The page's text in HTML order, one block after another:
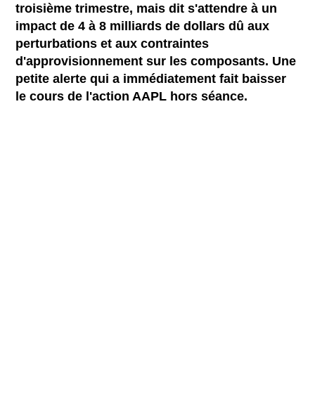
troisième trimestre, mais dit s'attendre à un
impact de 4 à 8 milliards de dollars dû aux
perturbations et aux contraintes
d'approvisionnement sur les composants. Une
petite alerte qui a immédiatement fait baisser
le cours de l'action AAPL hors séance.